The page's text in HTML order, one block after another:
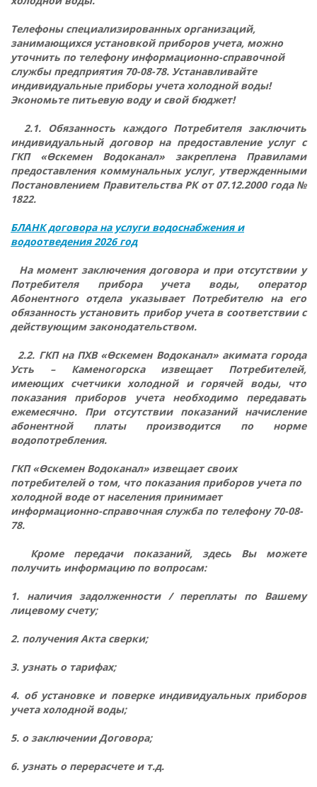
Телефоны специализированных организаций,
занимающихся установкой приборов учета, можно
уточнить по телефону информационно-справочной
службы предприятия 70-08-78. Устанавливайте
индивидуальные приборы учета холодной воды!
Экономьте питьевую воду и свой бюджет!
2.1. Обязанность каждого Потребителя заключить
индивидуальный договор на предоставление услуг с
ГКП «Өскемен Водоканал» закреплена Правилами
предоставления коммунальных услуг, утвержденными
Постановлением Правительства РК от 07.12.2000 года №
1822.
БЛАНК договора на услуги водоснабжения и
водоотведения 2026 год
На момент заключения договора и при отсутствии у
Потребителя прибора учета воды, оператор
Абонентного отдела указывает Потребителю на его
обязанность установить прибор учета в соответствии с
действующим законодательством.
2.2. ГКП на ПХВ «Өскемен Водоканал» акимата города
Усть – Каменогорска извещает Потребителей,
имеющих счетчики холодной и горячей воды, что
показания приборов учета необходимо передавать
ежемесячно. При отсутствии показаний начисление
абонентной платы производится по норме
водопотребления.
ГКП «Өскемен Водоканал» извещает своих
потребителей о том, что показания приборов учета по
холодной воде от населения принимает
информационно-справочная служба по телефону 70-08-
78.
Кроме передачи показаний, здесь Вы можете
получить информацию по вопросам:
1. наличия задолженности / переплаты по Вашему
лицевому счету;
2. получения Акта сверки;
3. узнать о тарифах;
4. об установке и поверке индивидуальных приборов
учета холодной воды;
5. о заключении Договора;
6. узнать о перерасчете и т.д.